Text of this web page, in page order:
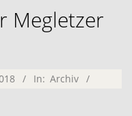
Megletzer
In: Archiv